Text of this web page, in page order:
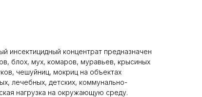
инсектицидный концентрат предназначен
блох, мух, комаров, муравьев, крысиных
чешуйниц, мокриц на объектах
лечебных, детских, коммунально-
нагрузка на окружающую среду.